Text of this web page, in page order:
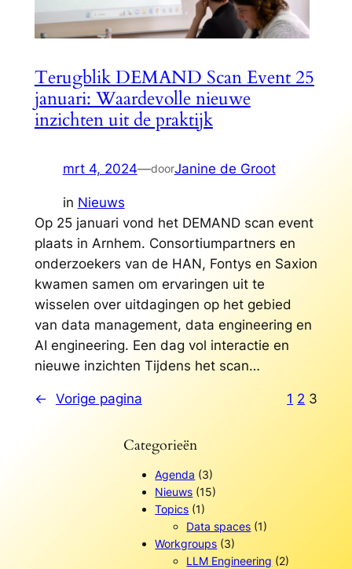
Terugblik DEMAND Scan Event 25
januari: Waardevolle nieuwe
inzichten uit de praktijk
mrt 4, 2024—doorJanine de Groot
in Nieuws
Op 25 januari vond het DEMAND scan event
plaats in Arnhem. Consortiumpartners en
onderzoekers van de HAN, Fontys en Saxion
kwamen samen om ervaringen uit te
wisselen over uitdagingen op het gebied
van data management, data engineering en
AI engineering. Een dag vol interactie en
nieuwe inzichten Tijdens het scan…
← Vorige pagina 1 2 3
Categorieën
Agenda (3)
Nieuws (15)
Topics (1)
Data spaces (1)
Workgroups (3)
LLM Engineering (2)